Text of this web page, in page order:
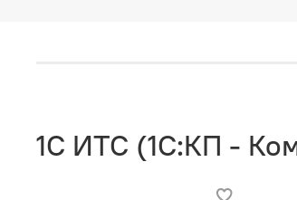
1C ИТС (1С:КП -